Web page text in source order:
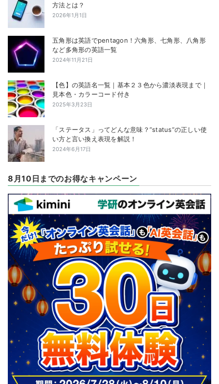
方法とは？
2026年1月1日
五角形は英語でpentagon！六角形、七角形、八角形
など多角形の英語一覧
2024年11月21日
【色】の英語名一覧｜基本２３色から濃淡表現まで｜
見本色・カラーコード付き
2025年3月23日
「ステータス」ってどんな意味？”status”の正しい使
い方と言い換え表現を解説！
2024年6月17日
8月10日までのお得なキャンペーン